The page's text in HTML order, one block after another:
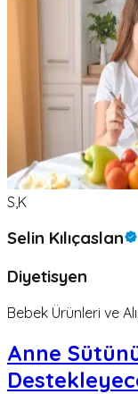
S,K
Selin Kılıçaslan
Diyetisyen
Bebek Ürünleri ve
Anne